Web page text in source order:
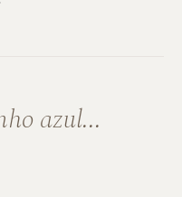
azul...